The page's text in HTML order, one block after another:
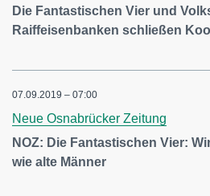
Die Fantastischen Vier und
Raiffeisenbanken schließen
07.09.2019 – 07:00
Neue Osnabrücker Zeitung
NOZ: Die Fantastischen Vier:
wie alte Männer